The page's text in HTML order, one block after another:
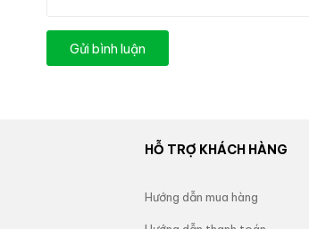
Gửi bình luận
HỖ TRỢ KHÁCH HÀNG
Hướng dẫn mua hàng